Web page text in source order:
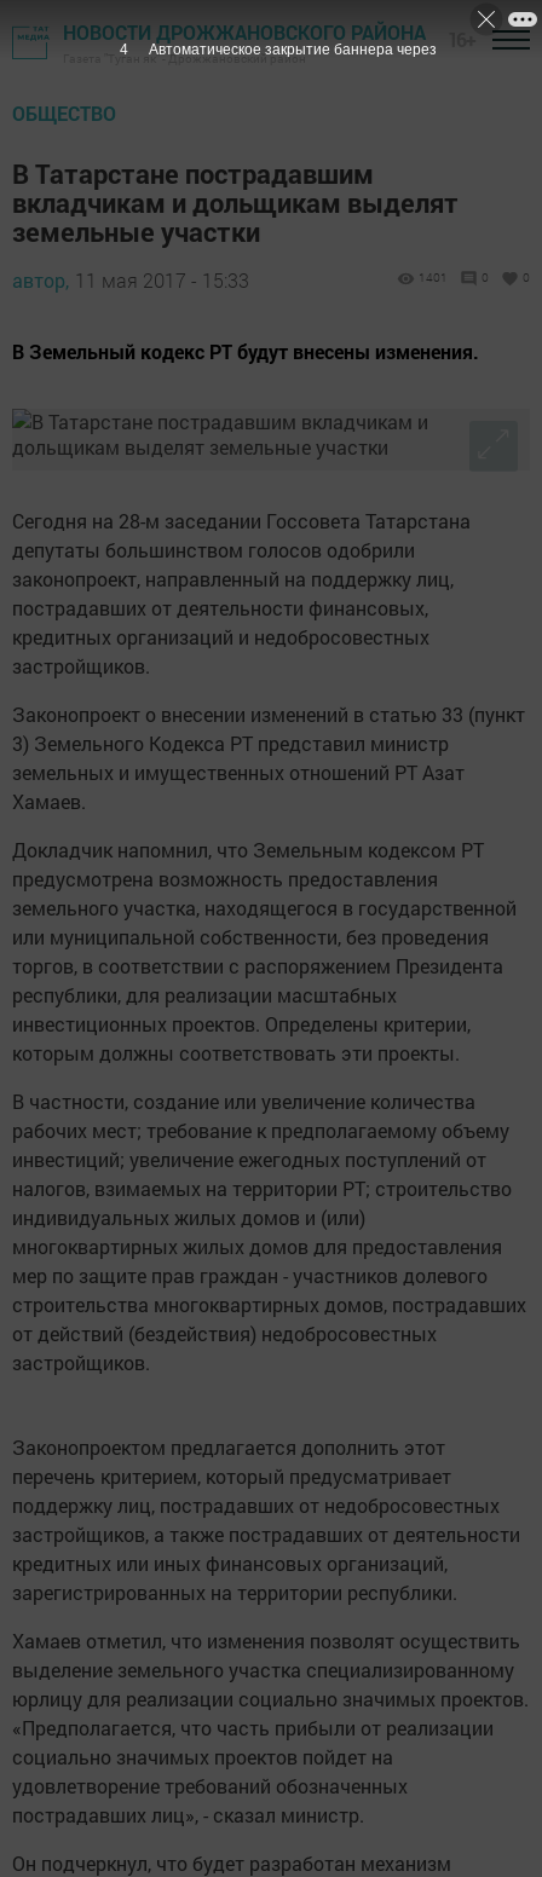
НОВОСТИ ДРОЖЖАНОВСКОГО РАЙОНА
Газета "Туган як" - Дрожжановский район
ОБЩЕСТВО
В Татарстане пострадавшим
вкладчикам и дольщикам выделят
земельные участки
автор, 11 мая 2017 - 15:33 1401 0 0
В Земельный кодекс РТ будут внесены изменения.
Сегодня на 28-м заседании Госсовета Татарстана
депутаты большинством голосов одобрили
законопроект, направленный на поддержку лиц,
пострадавших от деятельности финансовых,
кредитных организаций и недобросовестных
застройщиков.
Законопроект о внесении изменений в статью 33 (пункт
3) Земельного Кодекса РТ представил министр
земельных и имущественных отношений РТ Азат
Хамаев.
Докладчик напомнил, что Земельным кодексом РТ
предусмотрена возможность предоставления
земельного участка, находящегося в государственной
или муниципальной собственности, без проведения
торгов, в соответствии с распоряжением Президента
республики, для реализации масштабных
инвестиционных проектов. Определены критерии,
которым должны соответствовать эти проекты.
В частности, создание или увеличение количества
рабочих мест; требование к предполагаемому объему
инвестиций; увеличение ежегодных поступлений от
налогов, взимаемых на территории РТ; строительство
индивидуальных жилых домов и (или)
многоквартирных жилых домов для предоставления
мер по защите прав граждан - участников долевого
строительства многоквартирных домов, пострадавших
от действий (бездействия) недобросовестных
застройщиков.
Законопроектом предлагается дополнить этот
перечень критерием, который предусматривает
поддержку лиц, пострадавших от недобросовестных
застройщиков, а также пострадавших от деятельности
кредитных или иных финансовых организаций,
зарегистрированных на территории республики.
Хамаев отметил, что изменения позволят осуществить
выделение земельного участка специализированному
юрлицу для реализации социально значимых проектов.
«Предполагается, что часть прибыли от реализации
социально значимых проектов пойдет на
удовлетворение требований обозначенных
пострадавших лиц», - сказал министр.
Он подчеркнул, что будет разработан механизм
3 Автоматическое закрытие баннера через